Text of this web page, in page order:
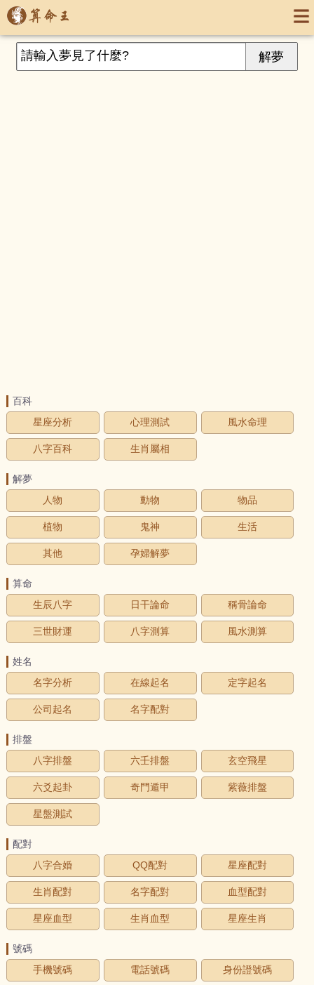
百科
星座分析
心理測試 風水命理
八字百科 生肖屬相
解夢
人物
動物 物品
植物 鬼神 生活
其他 孕婦解夢
算命
生辰八字
日干論命 稱骨論命
三世財運 八字測算 風水測算
姓名
名字分析
在線起名 定字起名
公司起名 名字配對
排盤
八字排盤
六壬排盤 玄空飛星
六爻起卦 奇門遁甲 紫薇排盤
星盤測試
配對
八字合婚
QQ配對 星座配對
生肖配對 名字配對 血型配對
星座血型 生肖血型 星座生肖
號碼
手機號碼
電話號碼 身份證號碼